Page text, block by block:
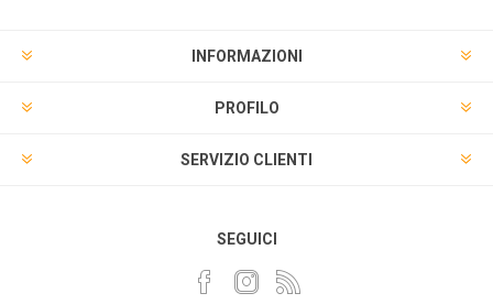
INFORMAZIONI
PROFILO
SERVIZIO CLIENTI
SEGUICI